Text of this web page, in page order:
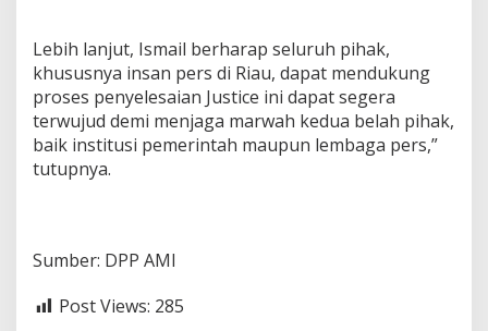
Lebih lanjut, Ismail berharap seluruh pihak,
khususnya insan pers di Riau, dapat mendukung
proses penyelesaian Justice ini dapat segera
terwujud demi menjaga marwah kedua belah pihak,
baik institusi pemerintah maupun lembaga pers,”
tutupnya.
Sumber: DPP AMI
Post Views: 285